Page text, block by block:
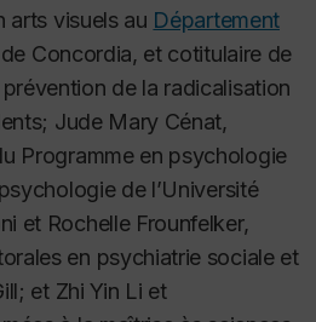
arts visuels au Département
de Concordia, et cotitulaire de
de la radicalisation
Jude Mary Cénat,
Programme en psychologie
de l’Université
et Rochelle Frounfelker,
en psychiatrie sociale et
et Zhi Yin Li et